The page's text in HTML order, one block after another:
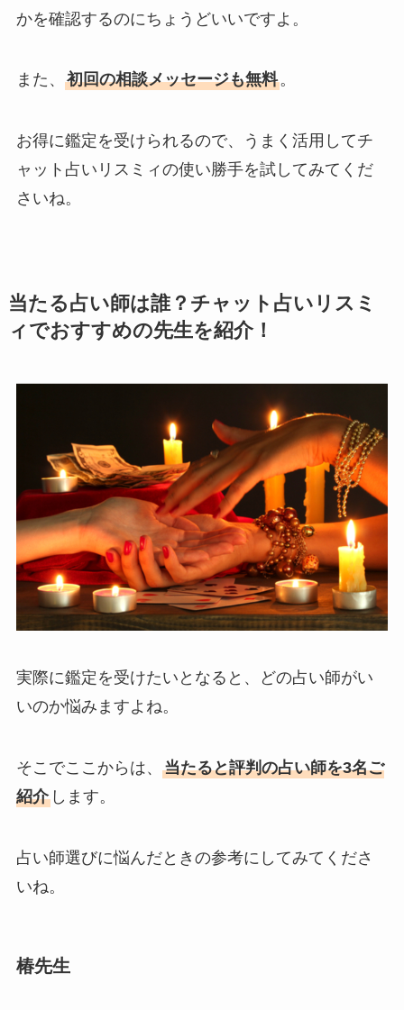
かを確認するのにちょうどいいですよ。
また、 初回の相談メッセージも無料。
お得に鑑定を受けられるので、うまく活用してチ
ャット占いリスミィの使い勝手を試してみてくだ
さいね。
当たる占い師は誰？チャット占いリスミ
ィでおすすめの先生を紹介！
実際に鑑定を受けたいとなると、どの占い師がい
いのか悩みますよね。
そこでここからは、 当たると評判の占い師を3名ご
紹介します。
占い師選びに悩んだときの参考にしてみてくださ
いね。
椿先生